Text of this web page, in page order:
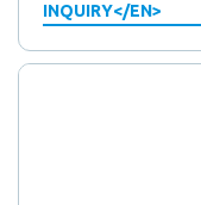
INQUIRY</EN>